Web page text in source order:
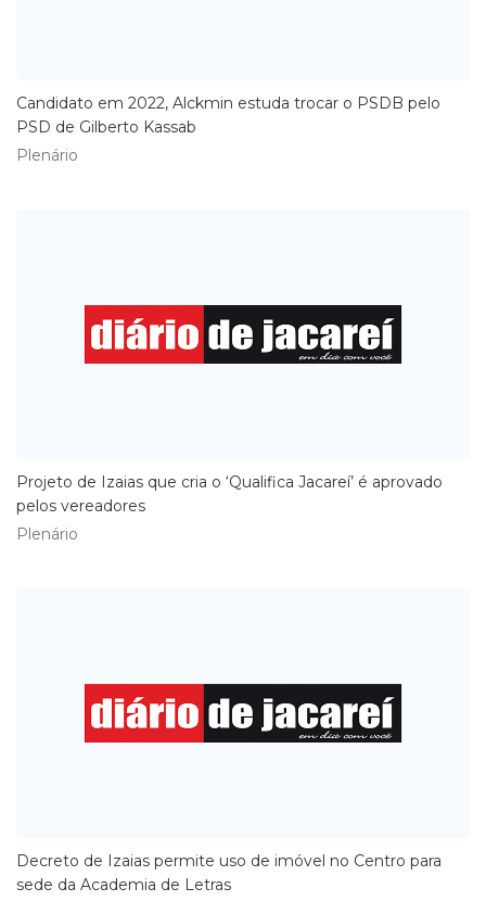
Candidato em 2022, Alckmin estuda trocar o PSDB pelo
PSD de Gilberto Kassab
Plenário
Projeto de Izaias que cria o ‘Qualifica Jacareí’ é aprovado
pelos vereadores
Plenário
Decreto de Izaias permite uso de imóvel no Centro para
sede da Academia de Letras